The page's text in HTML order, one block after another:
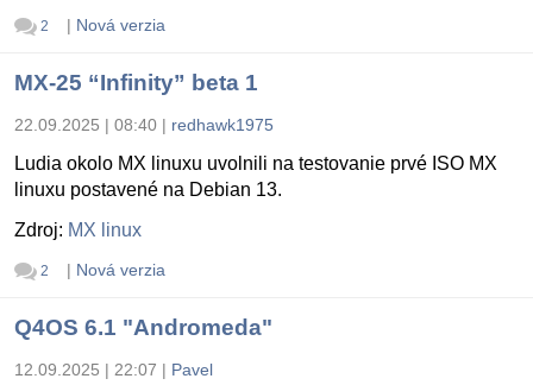
2 | Nová verzia
MX-25 “Infinity” beta 1
22.09.2025 | 08:40 | redhawk1975
Ludia okolo MX linuxu uvolnili na testovanie prvé ISO MX
linuxu postavené na Debian 13.
Zdroj: MX linux
2 | Nová verzia
Q4OS 6.1 "Andromeda"
12.09.2025 | 22:07 | Pavel